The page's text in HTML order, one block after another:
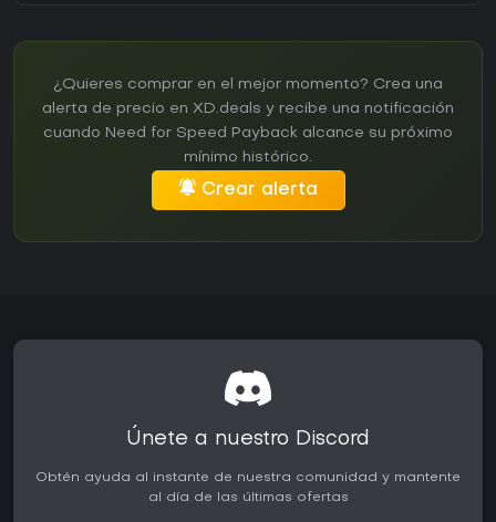
¿Quieres comprar en el mejor momento? Crea una
alerta de precio en XD.deals y recibe una notificación
cuando Need for Speed Payback alcance su próximo
mínimo histórico.
Crear alerta
Únete a nuestro Discord
Obtén ayuda al instante de nuestra comunidad y mantente
al día de las últimas ofertas